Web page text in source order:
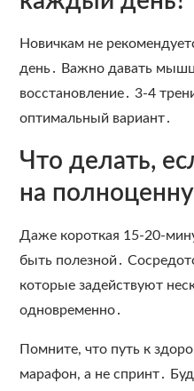
Новичкам не
день․ Важно давать
восстановление․ 3-4
оптимальный вариант․
Что делать,
на
Даже короткая 15-20-
быть полезной․
которые задействуют
одновременно․
Помните, что путь к
марафон, а не спринт․